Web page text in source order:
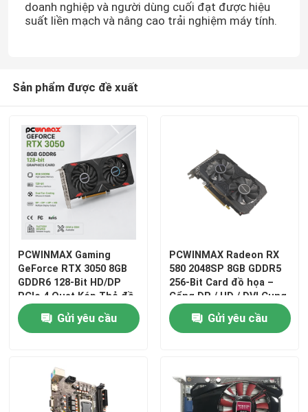
doanh nghiệp và người dùng cuối đạt được hiệu
suất liền mạch và nâng cao trải nghiệm máy tính.
Sản phẩm được đề xuất
PCWINMAX Gaming
GeForce RTX 3050 8GB
GDDR6 128-Bit HD/DP
PCIe 4 Quạt Kép Thẻ đồ
họa cho PC Gaming
Gửi yêu cầu
PCWINMAX Radeon RX
580 2048SP 8GB GDDR5
256-Bit Card đồ họa –
Cổng DP / HD / DVI Cung
cấp số lượng lớn cho các
nhà tích hợp hệ thống
Gửi yêu cầu